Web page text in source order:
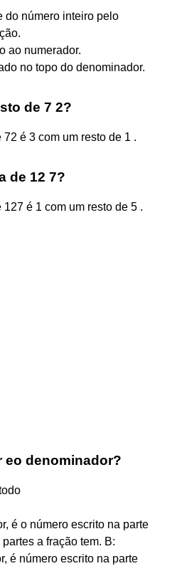
do número inteiro pelo
ao numerador.
no topo do denominador.
de 7 2?
é 3 com um resto de 1 .
de 12 7?
é 1 com um resto de 5 .
eo denominador?
é o número escrito na parte
a fração tem. B:
é número escrito na parte